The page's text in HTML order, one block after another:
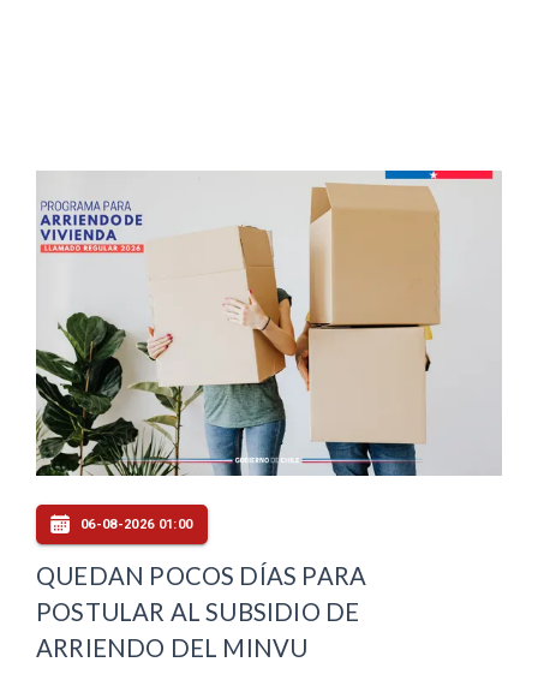
06-08-2026 01:00
QUEDAN POCOS DÍAS PARA
POSTULAR AL SUBSIDIO DE
ARRIENDO DEL MINVU